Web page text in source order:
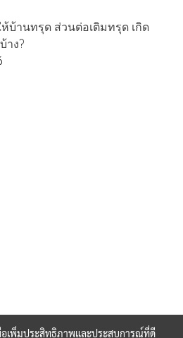
บ้านทรุด ส่วนต่อเติมทรุด เกิด
าง?
อเพิ่มประสิทธิภาพและประสบการณ์ที่ดี